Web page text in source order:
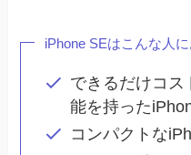
iPhone SEはこんな人
できるだけコス
能を持った
コンパクトな